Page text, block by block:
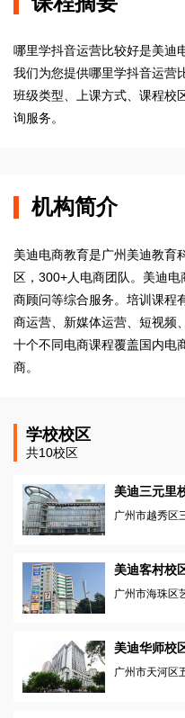
哪里学抖音运营比较好是美迪
我们为您提供哪里学抖音运营
班级类型、上课方式、课程校
询服务。
机构简介
美迪电商教育是广州美迪教育
区，300+人电商团队。美迪
商顾问等综合服务。培训课程
商运营、新媒体运营、短视频
十个不同电商课程覆盖国内电
商。
学校校区
共10校区
美迪三元里
广州市越秀区
美迪客村校
广州市海珠区
美迪华师校
广州市天河区